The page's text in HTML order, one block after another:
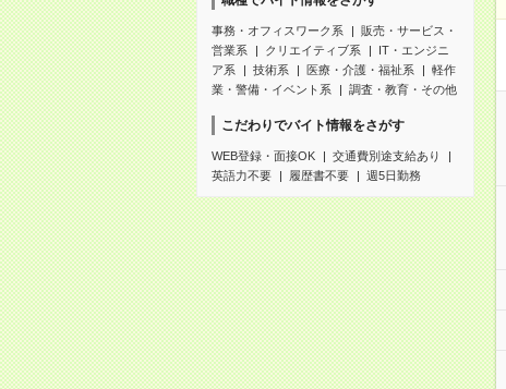
事務・オフィスワーク系
販売・サービス・
営業系
クリエイティブ系
IT・エンジニ
ア系
技術系 医療・介護・福祉系
軽作
業・警備・イベント系
調査・教育・その他
こだわりでバイト情報をさがす
WEB登録・面接OK
交通費別途支給あり
英語力不要
履歴書不要 週5日勤務